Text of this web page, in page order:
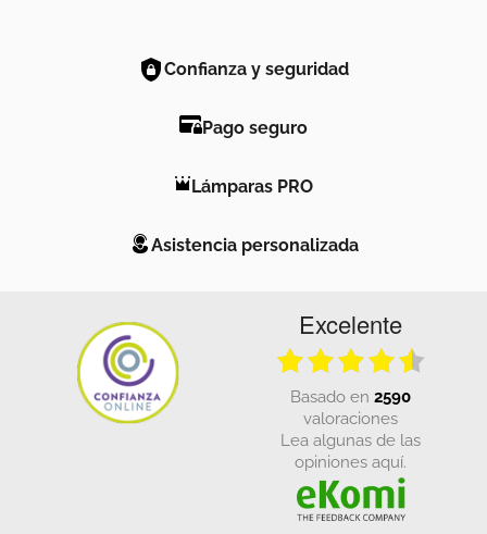
Confianza y seguridad
Pago seguro
Lámparas PRO
Asistencia personalizada
Excelente
basado en 2590
valoraciones
Lea algunas de las
opiniones aquí.